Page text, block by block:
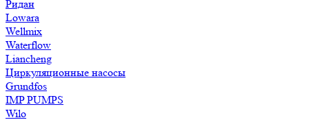
Ридан
Lowara
Wellmix
Waterflow
Liancheng
Циркуляционные насосы
Grundfos
IMP PUMPS
Wilo